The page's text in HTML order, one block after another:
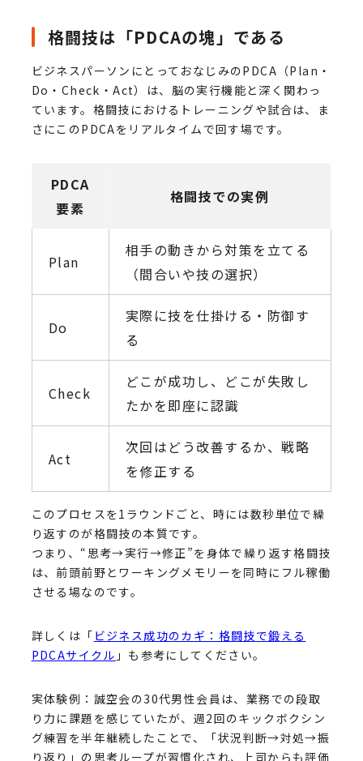
格闘技は「PDCAの塊」である
ビジネスパーソンにとっておなじみのPDCA（Plan・
Do・Check・Act）は、脳の実行機能と深く関わっ
ています。格闘技におけるトレーニングや試合は、ま
さにこのPDCAをリアルタイムで回す場です。
PDCA
要素
格闘技での実例
Plan
相手の動きから対策を立てる
（間合いや技の選択）
Do
実際に技を仕掛ける・防御す
る
Check
どこが成功し、どこが失敗し
たかを即座に認識
Act
次回はどう改善するか、戦略
を修正する
このプロセスを1ラウンドごと、時には数秒単位で繰
り返すのが格闘技の本質です。
つまり、“思考→実行→修正”を身体で繰り返す格闘技
は、前頭前野とワーキングメモリーを同時にフル稼働
させる場なのです。
詳しくは「 ビジネス成功のカギ：格闘技で鍛える
PDCAサイクル 」も参考にしてください。
実体験例：誠空会の30代男性会員は、業務での段取
り力に課題を感じていたが、週2回のキックボクシン
グ練習を半年継続したことで、「状況判断→対処→振
り返り」の思考ループが習慣化され、上司からも評価